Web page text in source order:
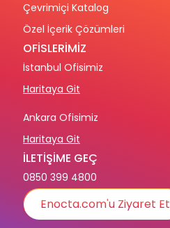
Çevrimiçi Katalog
Özel İçerik Çözümleri
OFİSLERİMİZ
İstanbul Ofisimiz
Haritaya Git
Ankara Ofisimiz
Haritaya Git
İLETİŞİME GEÇ
0850 399 4800
Enocta.com'u Ziyaret Et